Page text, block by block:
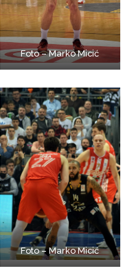
Foto – Marko Micić
Foto – Marko Micić